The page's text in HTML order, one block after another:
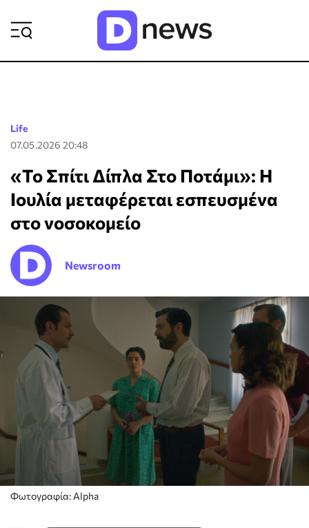
Life
07.05.2026 20:48
«Το Σπίτι Δίπλα Στο Ποτάμι»: Η
Ιουλία μεταφέρεται εσπευσμένα
στο νοσοκομείο
Newsroom
Φωτογραφία: Alpha